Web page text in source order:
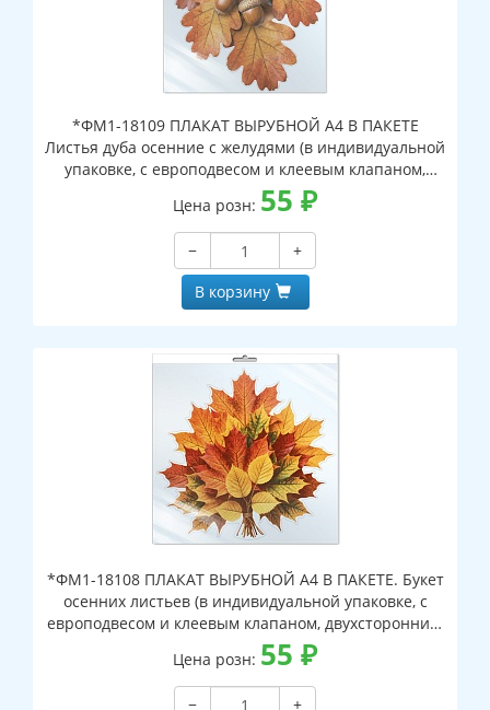
*ФМ1-18109 ПЛАКАТ ВЫРУБНОЙ А4 В ПАКЕТЕ
Листья дуба осенние с желудями (в индивидуальной
упаковке, с европодвесом и клеевым клапаном,
двухсторонний, ВД-лак)
Цена розн: 55 ₽
−
+
В корзину
*ФМ1-18108 ПЛАКАТ ВЫРУБНОЙ А4 В ПАКЕТЕ. Букет
осенних листьев (в индивидуальной упаковке, с
европодвесом и клеевым клапаном, двухсторонний,
ВД-лак)
Цена розн: 55 ₽
−
+